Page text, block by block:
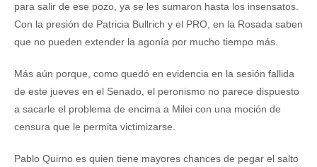
para salir de ese pozo, ya se les sumaron hasta los insensatos.
Con la presión de Patricia Bullrich y el PRO, en la Rosada saben
que no pueden extender la agonía por mucho tiempo más.
Más aún porque, como quedó en evidencia en la sesión fallida
de este jueves en el Senado, el peronismo no parece dispuesto
a sacarle el problema de encima a Milei con una moción de
censura que le permita victimizarse.
Pablo Quirno es quien tiene mayores chances de pegar el salto